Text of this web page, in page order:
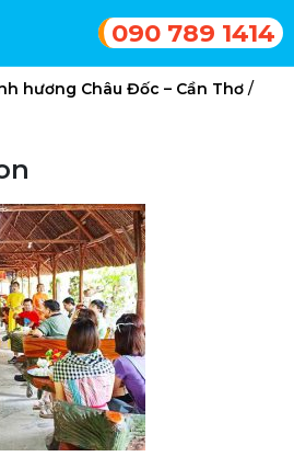
090 789 1414
hương Châu Đốc – Cần Thơ /